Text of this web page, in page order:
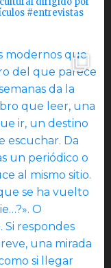
#entrevistas